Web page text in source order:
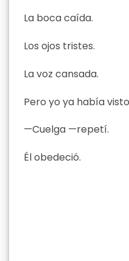
La boca caída.
Los ojos tristes.
La voz cansada.
Pero yo ya había
—Cuelga —repetí.
Él obedeció.